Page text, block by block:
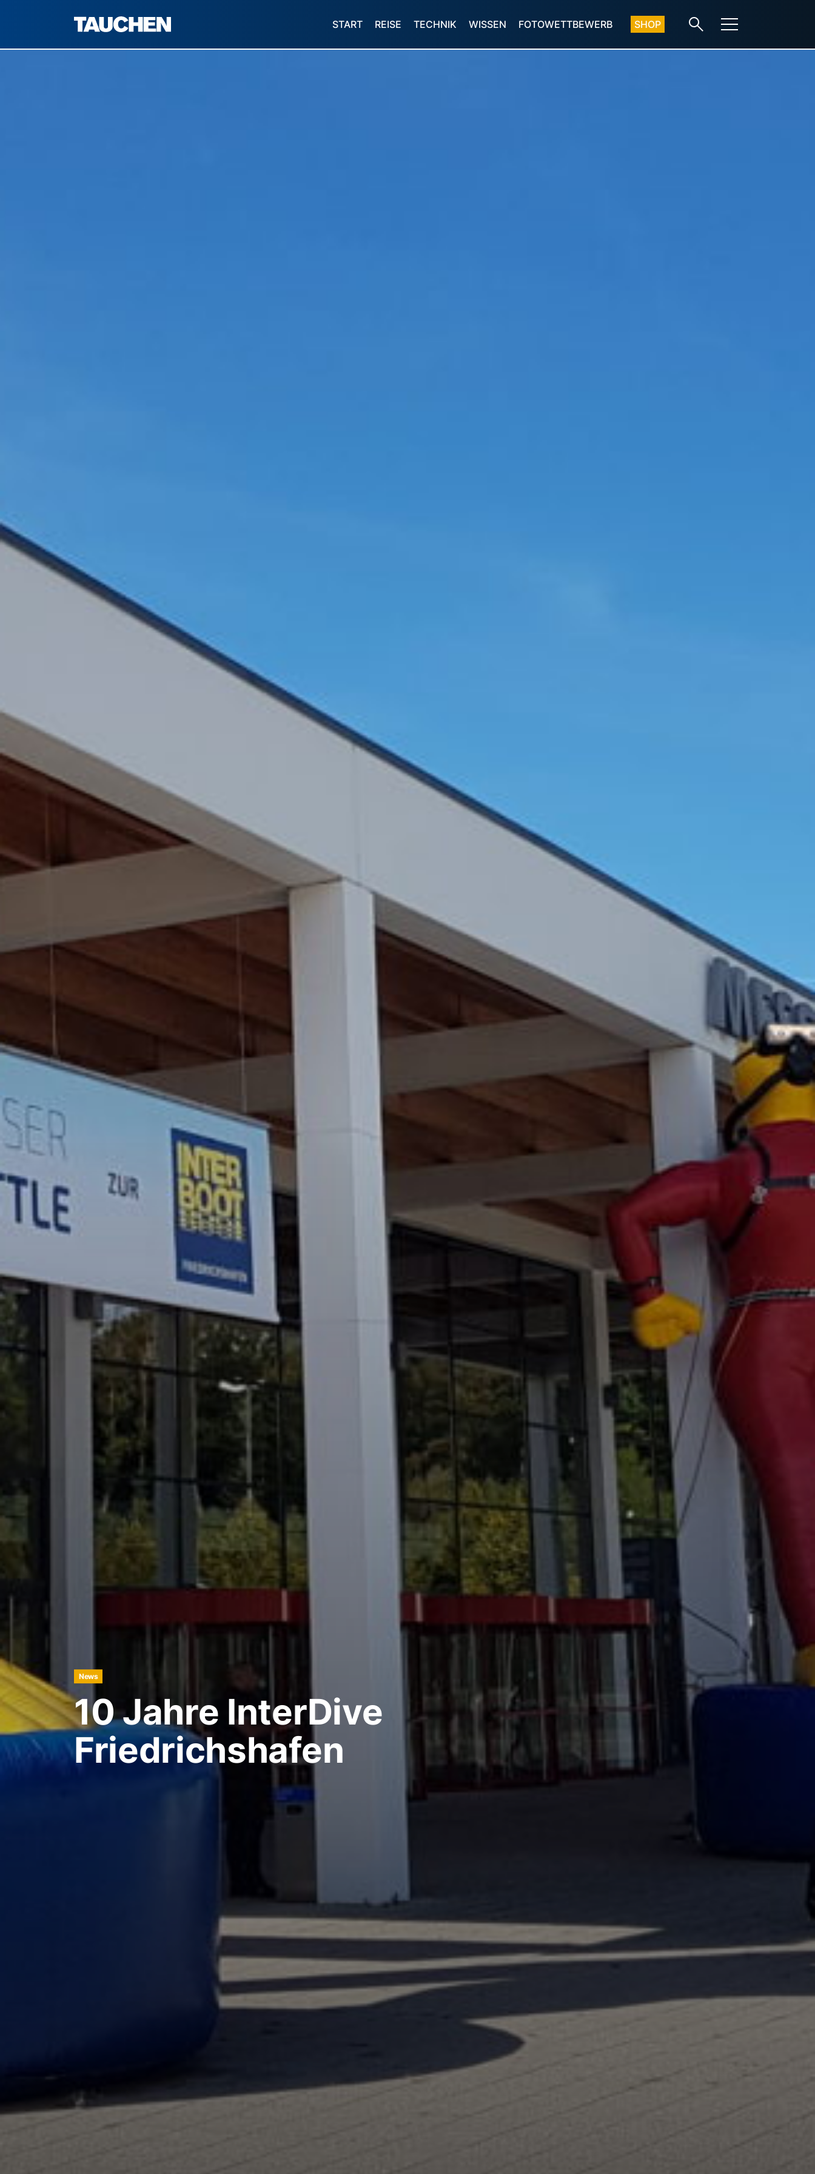
START REISE TECHNIK WISSEN FOTOWETTBEWERB SHOP
News
10 Jahre InterDive
Friedrichshafen